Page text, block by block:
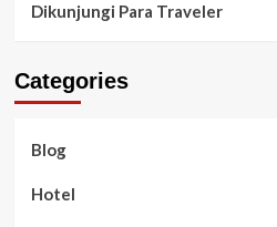
Dikunjungi Para Traveler
Categories
Blog
Hotel